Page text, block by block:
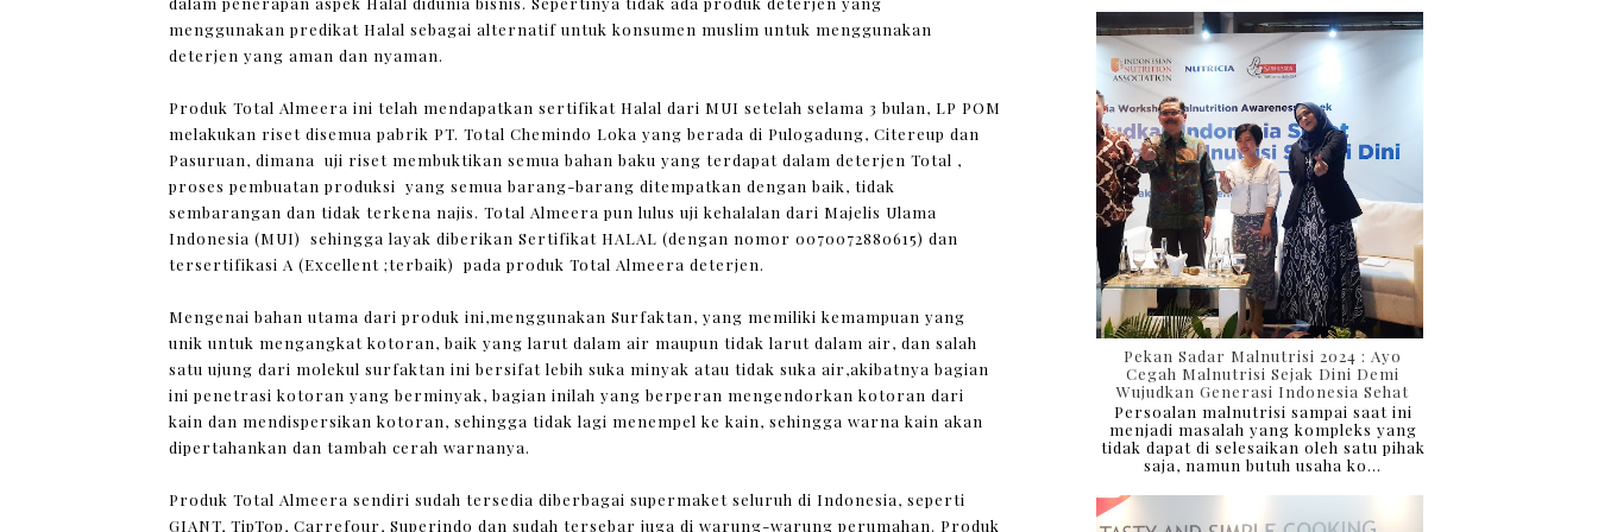
menggunakan predikat Halal sebagai alternatif untuk konsumen muslim untuk menggunakan
deterjen yang aman dan nyaman.
Produk Total Almeera ini telah mendapatkan sertifikat Halal dari MUI setelah selama 3 bulan, LP POM
melakukan riset disemua pabrik PT. Total Chemindo Loka yang berada di Pulogadung, Citereup dan
Pasuruan, dimana uji riset membuktikan semua bahan baku yang terdapat dalam deterjen Total ,
proses pembuatan produksi yang semua barang-barang ditempatkan dengan baik, tidak
sembarangan dan tidak terkena najis. Total Almeera pun lulus uji kehalalan dari Majelis Ulama
Indonesia (MUI) sehingga layak diberikan Sertifikat HALAL (dengan nomor 0070072880615) dan
tersertifikasi A (Excellent ;terbaik) pada produk Total Almeera deterjen.
Mengenai bahan utama dari produk ini,menggunakan Surfaktan, yang memiliki kemampuan yang
unik untuk mengangkat kotoran, baik yang larut dalam air maupun tidak larut dalam air, dan salah
satu ujung dari molekul surfaktan ini bersifat lebih suka minyak atau tidak suka air,akibatnya bagian
ini penetrasi kotoran yang berminyak, bagian inilah yang berperan mengendorkan kotoran dari
kain dan mendispersikan kotoran, sehingga tidak lagi menempel ke kain, sehingga warna kain akan
dipertahankan dan tambah cerah warnanya.
Produk Total Almeera sendiri sudah tersedia diberbagai supermaket seluruh di Indonesia, seperti
GIANT, TipTop, Carrefour, Superindo dan sudah tersebar juga di warung-warung perumahan. Produk
Pekan Sadar Malnutrisi 2024 : Ayo
Cegah Malnutrisi Sejak Dini Demi
Wujudkan Generasi Indonesia Sehat
Persoalan malnutrisi sampai saat ini
menjadi masalah yang kompleks yang
tidak dapat di selesaikan oleh satu pihak
saja, namun butuh usaha ko...